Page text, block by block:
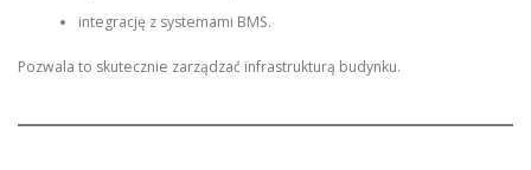
integrację z systemami BMS.
Pozwala to skutecznie zarządzać infrastrukturą budynku.